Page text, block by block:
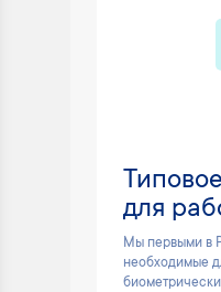
для
Мы первыми в
необходимые